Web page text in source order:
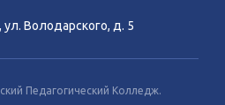
ул. Володарского, д. 5
Педагогический Колледж.